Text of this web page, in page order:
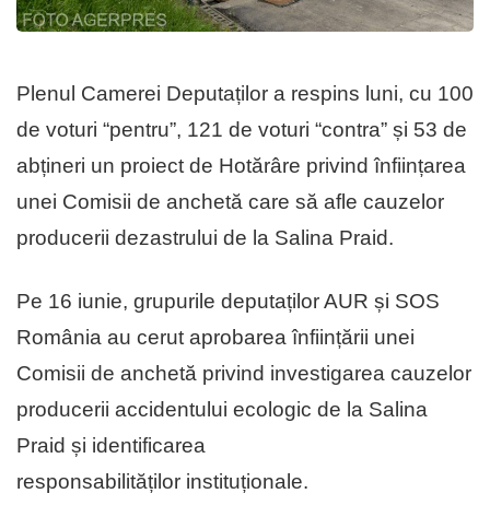
Plenul Camerei Deputaților a respins luni, cu 100
de voturi “pentru”, 121 de voturi “contra” și 53 de
abțineri un proiect de Hotărâre privind înființarea
unei Comisii de anchetă care să afle cauzelor
producerii dezastrului de la Salina Praid.
Pe 16 iunie, grupurile deputaților AUR și SOS
România au cerut aprobarea înființării unei
Comisii de anchetă privind investigarea cauzelor
producerii accidentului ecologic de la Salina
Praid și identificarea
responsabilităților instituționale.